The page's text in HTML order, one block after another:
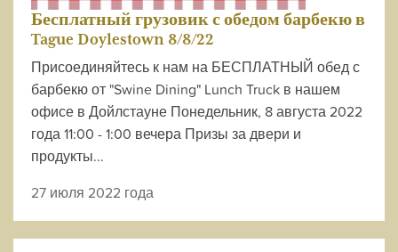
Бесплатный грузовик с обедом барбекю в
Tague Doylestown 8/8/22
Присоединяйтесь к нам на БЕСПЛАТНЫЙ обед с
барбекю от "Swine Dining" Lunch Truck в нашем
офисе в Дойлстауне Понедельник, 8 августа 2022
года 11:00 - 1:00 вечера Призы за двери и
продукты...
27 июля 2022 года